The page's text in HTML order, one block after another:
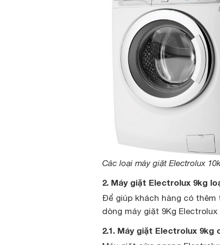
Các loại máy giặt Electrolux
2. Máy giặt Electrolux 9kg
Để giúp khách hàng có
dòng máy giặt 9Kg
2.1. Máy giặt Electrolux 9kg